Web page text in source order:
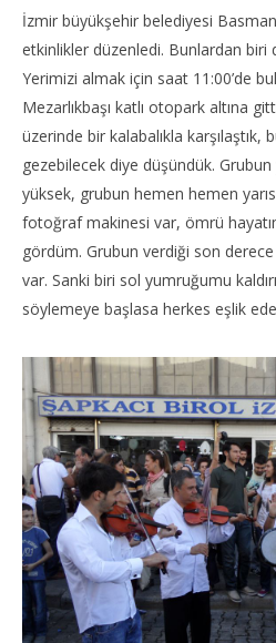
İzmir büyükşehir belediyesi
etkinlikler düzenledi. Bunlardan biri
Yerimizi almak için saat 11:00’de
Mezarlıkbaşı katlı otopark altına
üzerinde bir kalabalıkla karşılaştık,
gezebilecek diye düşündük.
yüksek, grubun hemen hemen
fotoğraf makinesi var, ömrü
gördüm. Grubun verdiği son
var. Sanki biri sol yumruğumu
söylemeye başlasa herkes eşlik